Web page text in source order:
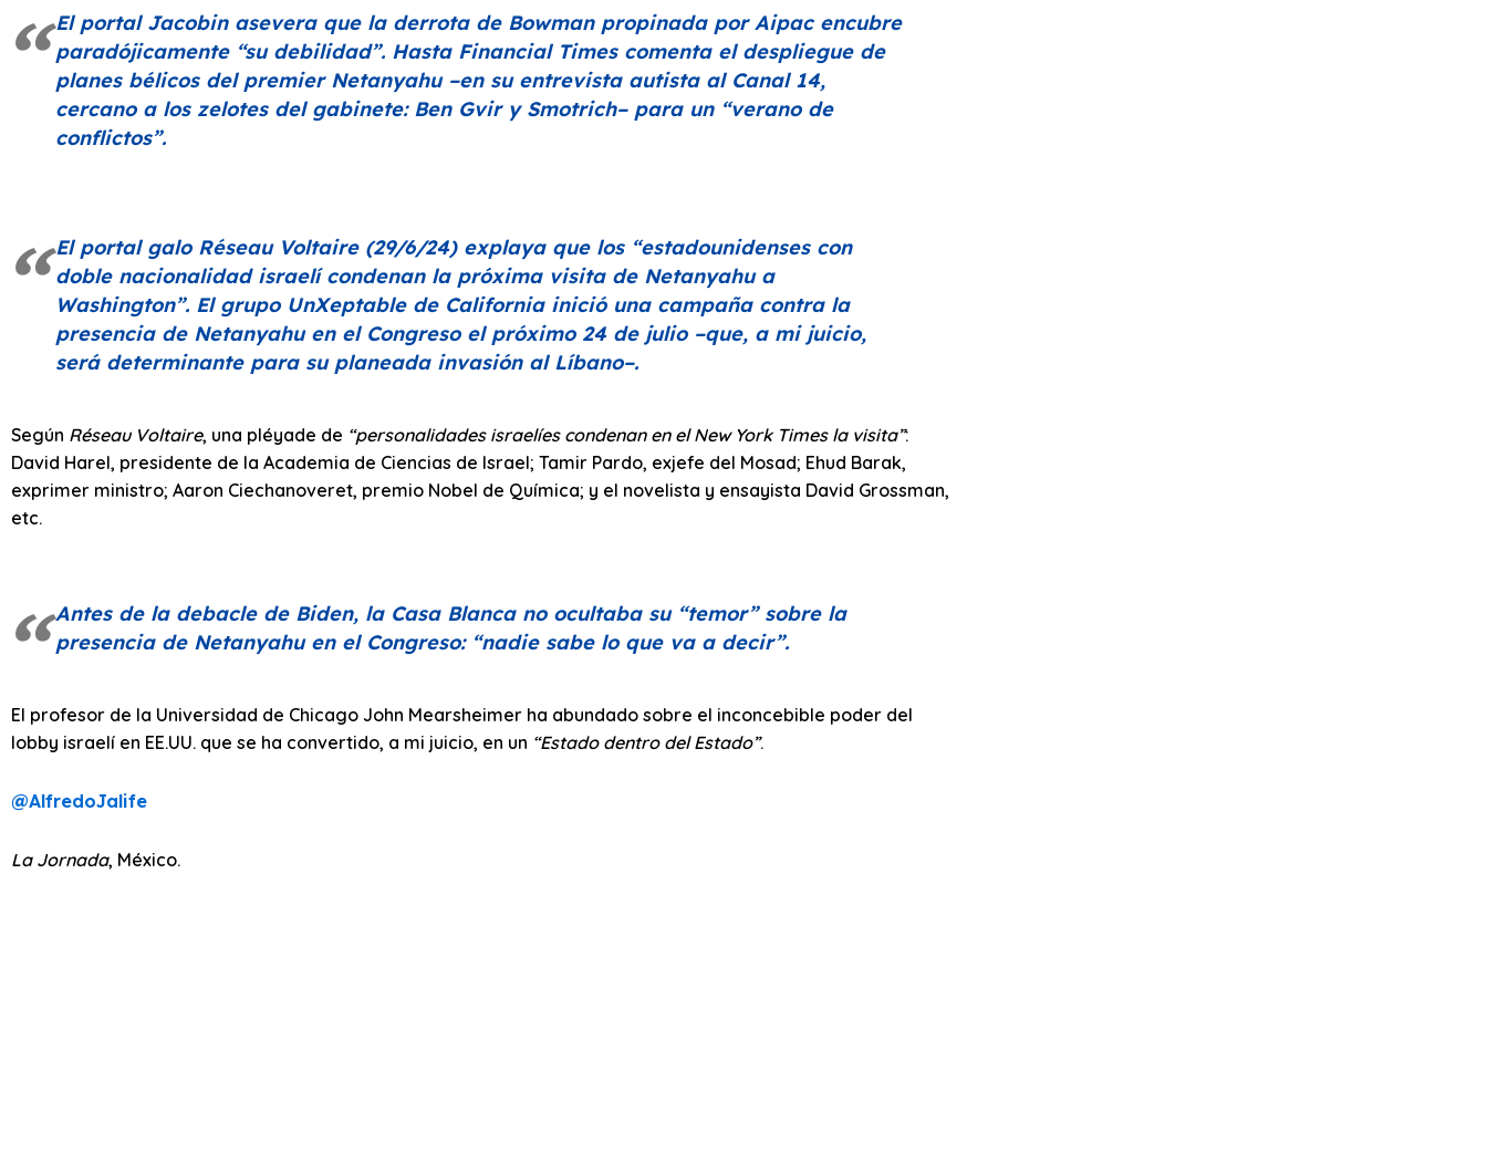
El portal Jacobinasevera que la derrota de Bowman propinada por Aipac encubre
paradójicamente “su debilidad”. Hasta Financial Timescomenta el despliegue de
planes bélicos del premier Netanyahu –en su entrevista autista al Canal 14,
cercano a los zelotes del gabinete: Ben Gvir y Smotrich– para un “verano de
conflictos”.
El portal galo Réseau Voltaire(29/6/24) explaya que los “estadounidenses con
doble nacionalidad israelí condenan la próxima visita de Netanyahu a
Washington”. El grupo UnXeptable de California inició una campaña contra la
presencia de Netanyahu en el Congreso el próximo 24 de julio –que, a mi juicio,
será determinante para su planeada invasión al Líbano–.
Según Réseau Voltaire, una pléyade de “personalidades israelíes condenan en el New York Times la visita”:
David Harel, presidente de la Academia de Ciencias de Israel; Tamir Pardo, exjefe del Mosad; Ehud Barak,
exprimer ministro; Aaron Ciechanoveret, premio Nobel de Química; y el novelista y ensayista David Grossman,
etc.
Antes de la debacle de Biden, la Casa Blanca no ocultaba su “temor”sobre la
presencia de Netanyahu en el Congreso: “nadie sabe lo que va a decir”.
El profesor de la Universidad de Chicago John Mearsheimer ha abundado sobre el inconcebible poder del
lobby israelí en EE.UU. que se ha convertido, a mi juicio, en un “Estado dentro del Estado”.
@AlfredoJalife
La Jornada, México.